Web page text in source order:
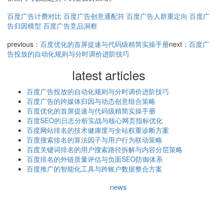
百度广告计费对比 百度广告创意通配符 百度广告人群重定向 百度广
告归因模型 百度广告竞品洞察
previous： 百度优化的首屏提速与代码级精简实操手册next： 百度广
告投放的自动化规则与分时调价进阶技巧
latest articles
百度广告投放的自动化规则与分时调价进阶技巧
百度广告的跨媒体归因与动态创意组合策略
百度优化的首屏提速与代码级精简实操手册
百度SEO的日志分析实战与核心网页指标优化
百度网站排名的技术健康度与全站权重诊断方案
百度搜索排名的算法因子与用户行为联动策略
百度关键词排名的用户搜索路径拆解与内容分层策略
百度排名的外链质量评估与负面SEO防御体系
百度推广的智能化工具与跨账户数据整合方案
news